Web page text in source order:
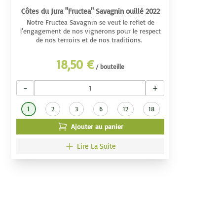
Côtes du Jura "Fructea" Savagnin ouillé 2022
Notre Fructea Savagnin se veut le reflet de
l'engagement de nos vignerons pour le respect
de nos terroirs et de nos traditions.
18,50 € / bouteille
− +
1 2 3 6 12 18
Ajouter au panier
Lire La Suite